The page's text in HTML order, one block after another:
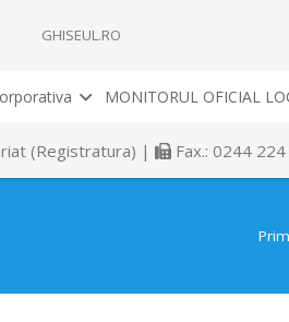
GHISEUL.RO
MONITORUL OFICIAL
(Registratura) | Fax.: 0244